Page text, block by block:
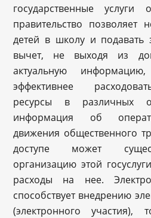
государственные услуги
правительство позволяет
детей в школу и подавать
вычет, не выходя из
актуальную
эффективнее
ресурсы в различных
информация об
движения общественного
доступе может
организацию этой
расходы на нее.
способствует внедрению
(электронного участия),